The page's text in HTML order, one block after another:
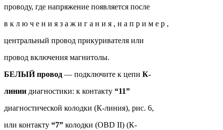
проводу, где напряжение появляется после
в к л ю ч е н и я з а ж и г а н и я , н а п р и м е р ,
центральный провод прикуривателя или
провод включения магнитолы.
БЕЛЫЙ провод — подключите к цепи К-
линии диагностики: к контакту “11”
диагностической колодки (К-линия), рис. 6,
или контакту “7” колодки (OBD II) (К-